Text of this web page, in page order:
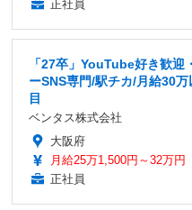
正社員
「27卒」YouTube好き歓
ーSNS専門/駅チカ/月給30
目
ベンタス株式会社
大阪府
月給25万1,500円～32万円
正社員